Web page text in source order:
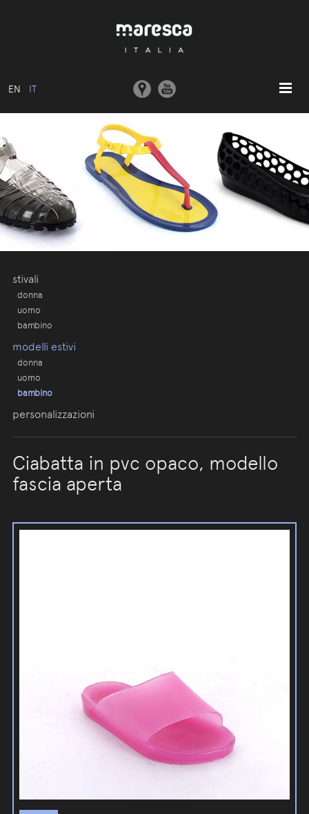
EN IT
HOME
ABOUT US
MODELLI BASE
COLLEZIONI
STAMPI E MACCHINARI
COMUNICAZIONE
stivali
donna
uomo
bambino
modelli estivi
donna
uomo
bambino
personalizzazioni
Ciabatta in pvc opaco, modello
fascia aperta